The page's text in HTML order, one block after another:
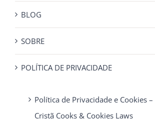
BLOG
SOBRE
POLÍTICA DE PRIVACIDADE
Política de Privacidade e Cookies
Cristã Cooks & Cookies Laws